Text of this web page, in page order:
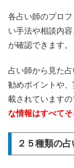
各占い師のプロ
い手法や相談内
が確認できます。
占い師から見た
勧めポイントや
載されていますの
な情報はすべて
２５種類の